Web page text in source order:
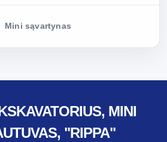
Mini sąvartynas
MINI
"RIPPA"